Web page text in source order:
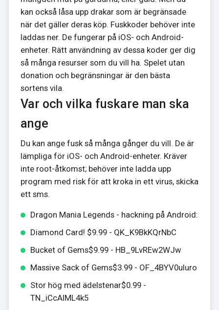
kan också låsa upp drakar som är begränsade
när det gäller deras köp. Fuskkoder behöver inte
laddas ner. De fungerar på iOS- och Android-
enheter. Rätt användning av dessa koder ger dig
så många resurser som du vill ha. Spelet utan
donation och begränsningar är den bästa
sortens vila.
Var och vilka fuskare man ska
ange
Du kan ange fusk så många gånger du vill. De är
lämpliga för iOS- och Android-enheter. Kräver
inte root-åtkomst; behöver inte ladda upp
program med risk för att kroka in ett virus, skicka
ett sms.
Dragon Mania Legends - hackning på Android:
Diamond Card! $9.99 - QK_K9BkKQrNbC
Bucket of Gems$9.99 - HB_9LvREw2WJw
Massive Sack of Gems$3.99 - OF_4BYV0uluro
Stor hög med ädelstenar$0.99 -
TN_iCcAIML4k5